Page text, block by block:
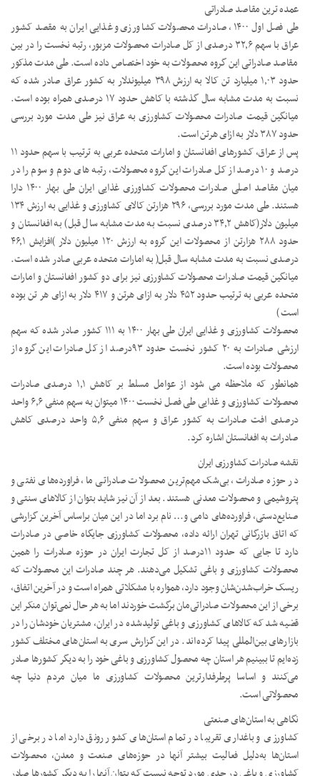
عمده ترین مقاصد صادراتی
طی فصل اول ۱۴۰۰ ، صادرات محصولات کشاورزی و غذایی ایران به مقصد کشور
عراق با سهم ۳۲٫۶ درصدی از کل صادرات محصولات مزبور، رتبه نخست را در بین
مقاصد صادراتی این گروه محصولات به خود اختصاص داده است. طی مدت مذکور
حدود ۱٫۰۳ میلیارد تن کالا به ارزش ۳۹۸ میلیوندلار به کشور عراق صادر شده که
نسبت به مدت مشابه سال گذشته با کاهش حدود ۱۷ درصدی همراه بوده است.
میانگین قیمت صادرات محصولات کشاورزی به عراق نیز طی مدت مورد بررسی
حدود ۳۸۷ دلار به ازای هرتن است.
پس از عراق، کشورهای افغانستان و امارات متحده عربی به ترتیب با سهم حدود ۱۱
درصد و ۱۰ درصد از کل صادرات این گروه محصولات، رتبه های دوم و سوم را در
میان مقاصد اصلی صادرات محصولات کشاورزی غذایی ایران طی بهار ۱۴۰۰ دارا
هستند. طی مدت مورد بررسی، ۲۹۶ هزارتن کالای کشاورزی و غذایی به ارزش ۱۳۴
میلیون دلار(کاهش ۳۴٫۲ درصدی نسبت به مدت مشابه سال قبل) به افغانستان و
حدود ۲۸۸ هزارتن از محصولات این گروه به ارزش ۱۲۰ میلیون دلار )افزایش ۴۶٫۱
درصدی نسبت به مدت مشابه سال قبل( به امارات متحده عربی صادر شده است.
میانگین قیمت صادرات محصولات کشاورزی نیز برای دو کشور افغانستان و امارات
متحده عربی به ترتیب حدود ۴۵۲ دلار به ازای هرتن و ۴۱۷ دلار به ازای هر تن بوده
است )
محصولات کشاورزی و غذایی ایران طی بهار ۱۴۰۰ به ۱۱۱ کشور صادر شده که سهم
ارزشی صادرات به ۲۰ کشور نخست حدود ۹۳درصد از کل صادرات این گروه از
محصولات بوده است.
همانطور که ملاحظه می شود از عوامل مسلط بر کاهش ۱٫۱ درصدی صادرات
محصولات کشاورزی و غذایی طی فصل نخست ۱۴۰۰ میتوان به سهم منفی ۶٫۶ واحد
درصدی افت صادرات به کشور عراق و سهم منفی ۵٫۶ واحد درصدی کاهش
صادرات به افغانستان اشاره کرد.
نقشه صادرات کشاورزی ایران
در حوزه صادرات، بی‌شک مهم‌ترین محصولات صادراتی ما، فراورده‌های نفتی و
پتروشیمی و محصولات معدنی‌ هستند. بعد از آن نیز شاید بتوان از کالاهای سنتی و
صنایع‌دستی، فراورده‌های دامی و… نام برد اما در این میان براساس آخرین گزارشی
که اتاق بازرگانی تهران ارائه داده، محصولات کشاورزی جایگاه خاصی در صادرات‌
دارد تا جایی که حدود ۱۱درصد از کل تجارت ایران در حوزه صادرات را همین
محصولات کشاورزی و باغی تشکیل می‌دهند. هر چند صادرات این محصولات که
ریسک خراب‌شدن‌شان وجود دارد، همواره با مشکلاتی همراه است و در آخرین اتفاق،
برخی از این محصولات صادراتی‌مان برگشت خوردند اما به هر حال نمی‌توان منکر این
قضیه شد که کالاهای کشاورزی و باغی تولیدشده در ایران، مشتریان خودشان را در
بازارهای بین‌المللی پیدا کرده‌اند. در این گزارش سری به استان‌های مختلف کشور
زده‌ایم تا ببینیم هر استان چه محصول کشاورزی و باغی خود را به دیگر کشورها صادر
می‌کنند و اساسا پرطرفدارترین محصولات کشاورزی ما میان مردم دنیا چه
محصولاتی است.
نگاهی به استان‌های صنعتی
کشاورزی و باغداری تقریبا در تمام استان‌های کشور رونق دارد اما در برخی از
استان‌ها به‌دلیل فعالیت بیشتر آنها در حوزه‌های صنعت و معدن، محصولات